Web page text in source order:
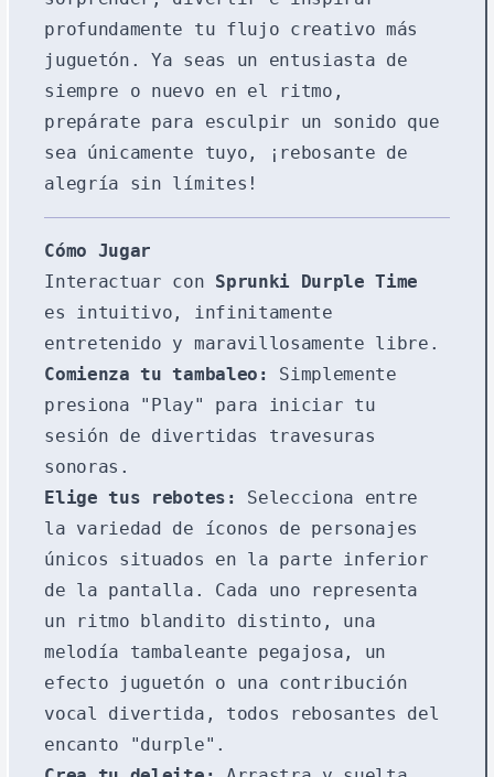
profundamente tu flujo creativo más
juguetón. Ya seas un entusiasta de
siempre o nuevo en el ritmo,
prepárate para esculpir un sonido que
sea únicamente tuyo, ¡rebosante de
alegría sin límites!
Cómo Jugar
Interactuar con Sprunki Durple Time
es intuitivo, infinitamente
entretenido y maravillosamente libre.
Comienza tu tambaleo:
Simplemente
presiona "Play" para iniciar tu
sesión de divertidas travesuras
sonoras.
Elige tus rebotes:
Selecciona entre
la variedad de íconos de personajes
únicos situados en la parte inferior
de la pantalla. Cada uno representa
un ritmo blandito distinto, una
melodía tambaleante pegajosa, un
efecto juguetón o una contribución
vocal divertida, todos rebosantes del
encanto "durple".